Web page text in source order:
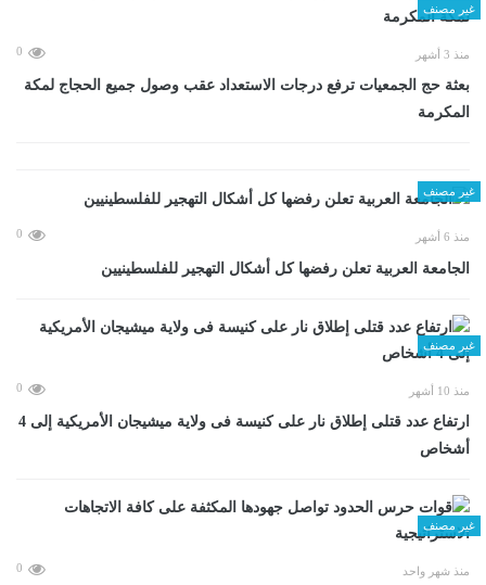
غير مصنف
منذ 3 أشهر 0
بعثة حج الجمعيات ترفع درجات الاستعداد عقب وصول جميع الحجاج لمكة
المكرمة
غير مصنف
منذ 6 أشهر 0
الجامعة العربية تعلن رفضها كل أشكال التهجير للفلسطينيين
غير مصنف
منذ 10 أشهر 0
ارتفاع عدد قتلى إطلاق نار على كنيسة فى ولاية ميشيجان الأمريكية إلى 4
أشخاص
غير مصنف
منذ شهر واحد 0